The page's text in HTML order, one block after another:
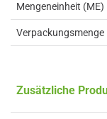
Mengeneinheit (ME)
Verpackungsmenge
Zusätzliche